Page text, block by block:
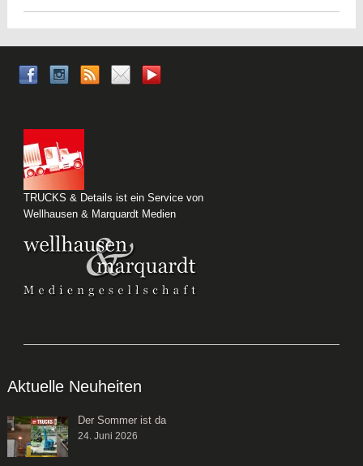
TRUCKS & Details ist ein Service von
Wellhausen & Marquardt Medien
Aktuelle Neuheiten
Der Sommer ist da
24. Juni 2026